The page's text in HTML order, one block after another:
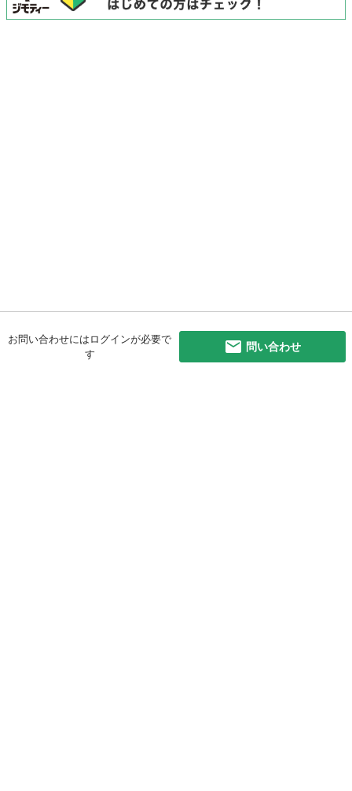
お問い合わせにはログインが必要で
す
問い合わせ